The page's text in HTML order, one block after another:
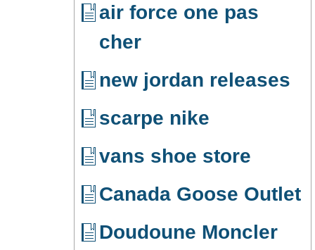
air force one pas
cher
new jordan releases
scarpe nike
vans shoe store
Canada Goose Outlet
Doudoune Moncler